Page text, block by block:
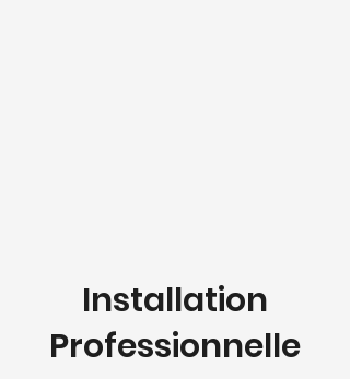
Installation
Professionnelle